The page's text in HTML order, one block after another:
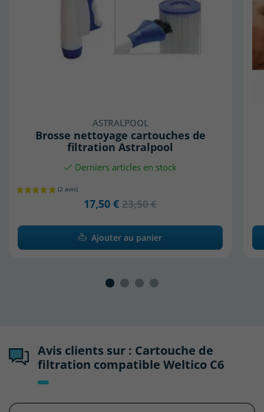
ASTRALPOOL
Brosse nettoyage cartouches de
filtration Astralpool
Derniers articles en stock
17,50 € 23,50 €
Ajouter au panier
Avis clients sur : Cartouche de
filtration compatible Weltico C6